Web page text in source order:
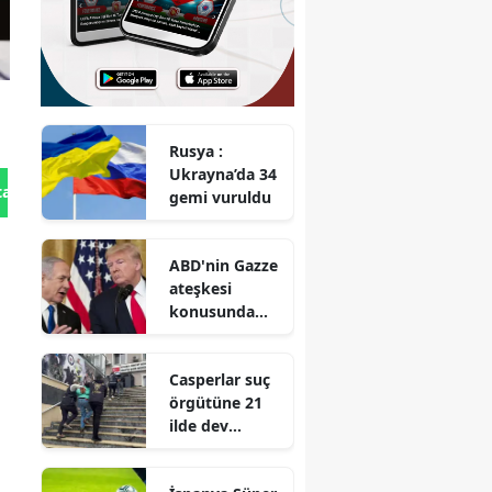
Gönder
Rusya :
Ukrayna’da 34
gemi vuruldu
ABD'nin Gazze
ateşkesi
konusunda
Casperlar suç
örgütüne 21
ilde dev